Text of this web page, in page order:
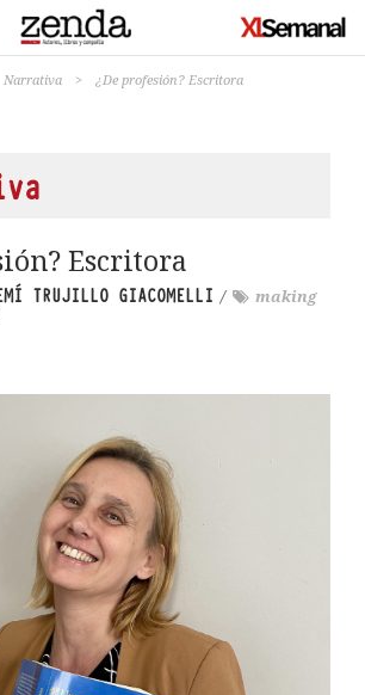
Narrativa > ¿De profesión? Escritora
Escritora
TRUJILLO GIACOMELLI /
making